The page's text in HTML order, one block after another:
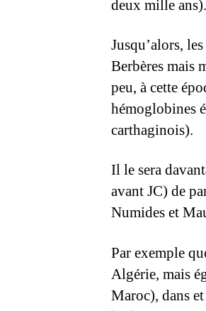
deux mille ans).
Jusqu’alors,
Berbères mais
peu, à cette
hémoglobines
carthaginois).
Il le sera
avant JC) de
Numides et
Par exemple
Algérie, mais
Maroc), dans